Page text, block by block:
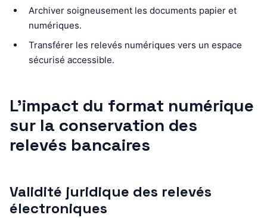
Archiver soigneusement les documents papier et
numériques.
Transférer les relevés numériques vers un espace
sécurisé accessible.
L’impact du format numérique
sur la conservation des
relevés bancaires
Validité juridique des relevés
électroniques